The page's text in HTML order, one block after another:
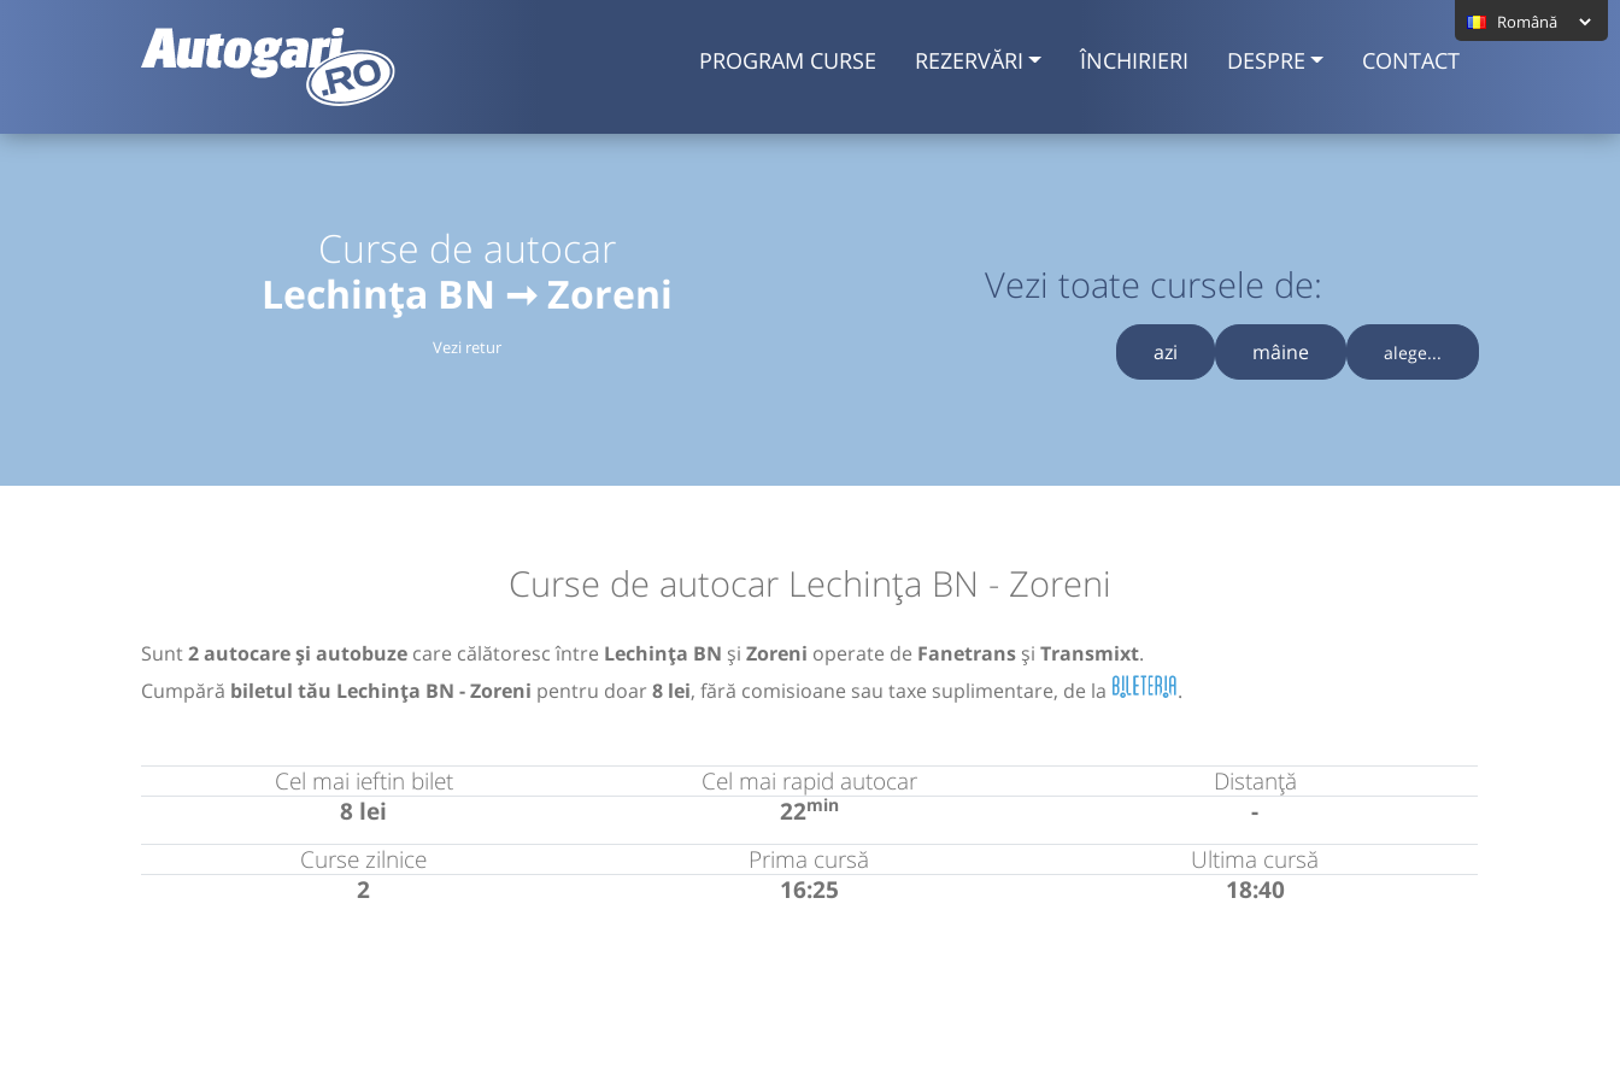
PROGRAM CURSE REZERVĂRI ÎNCHIRIERI DESPRE CONTACT
Curse de autocar
Lechința BN ➞ Zoreni
Vezi retur
Vezi toate cursele de:
azi mâine alege...
Curse de autocar Lechința BN - Zoreni
Sunt2 autocare și autobuze care călătoresc între Lechința BN și Zoreni operate de Fanetrans și Transmixt.
Cumpără biletul tău Lechința BN - Zoreni pentru doar8 lei, fără comisioane sau taxe suplimentare, de la .
Cel mai ieftin bilet
8 lei
Cel mai rapid autocar
22min
Distanță
-
Curse zilnice
2
Prima cursă
16:25
Ultima cursă
18:40